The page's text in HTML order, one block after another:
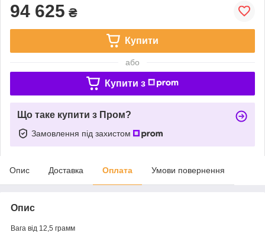
94 625 ₴
Купити
або
Купити з
Що таке купити з Пром?
Замовлення під захистом
Опис Доставка Оплата Умови повернення
Опис
Вага від 12,5 грамм